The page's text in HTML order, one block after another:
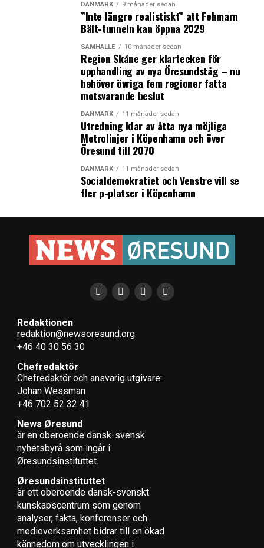
DANMARK 9 månader sedan
”Inte längre realistiskt” att Fehmarn
Bält-tunneln kan öppna 2029
SAMHÄLLE 10 månader sedan
Region Skåne ger klartecken för
upphandling av nya Öresundståg – nu
behöver övriga fem regioner fatta
motsvarande beslut
DANMARK 11 månader sedan
Utredning klar av åtta nya möjliga
Metrolinjer i Köpenhamn och över
Öresund till 2070
DANMARK 11 månader sedan
Socialdemokratiet och Venstre vill se
fler p-platser i Köpenhamn
Redaktionen
redaktion@newsoresund.org
+46 40 30 56 30
Chefredaktör
Chefredaktör och ansvarig utgivare:
Johan Wessman
+46 702 52 32 41
News Øresund
är en oberoende dansk-svensk
nyhets­byrå som ingår i
Øresundsinstituttet.
Øresundsinstituttet
är ett oberoende dansk-svenskt
kunskapscentrum som genom
analyser, fakta, konferenser och
medieverksamhet bidrar till en ökad
kännedom om utvecklingen i